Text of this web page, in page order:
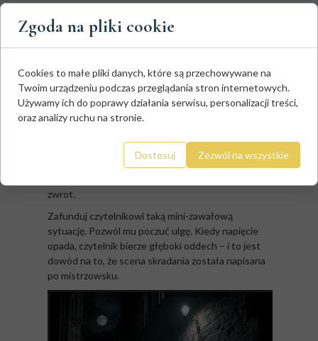
bezgłośnie wysunął sztylet z pochwy, gotów wbić go w
gardło wroga. Strażnik chrząknął głośno, splunął gęstą
odwrócił się na pięcie i poszedł w stronę bramy, mrucząc
pod nosem przekleństwa na nocną wartę”.
Bohater ukryty w cieniu jest pewien, że został
zdemaskowany. Strażnik zatrzymuje się, patrzy
do rękojeści miecza. Twój bohater też zaciska dłoń
na sztylecie. Czytelnik wstrzymuje oddech,
zwrot.
Zafunduj czytelnikowi taką mini-zawałową
sytuację. Pozwól mu poczuć ulgę. Kiedy napięcie
opada, czytelnik bierze głęboki oddech – i to jest
dowód na to, że scena skradania została napisana
po mistrzowsku.
Zgoda na pliki cookie
Cookies to małe pliki danych, które są przechowywane na
Twoim urządzeniu podczas przeglądania stron internetowych.
Używamy ich do poprawy działania serwisu, personalizacji treści,
oraz analizy ruchu na stronie.
Dostosuj Zezwól na wszystkie